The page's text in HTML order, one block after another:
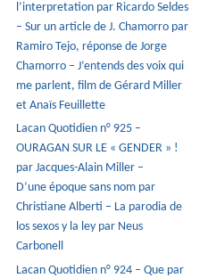
l’interpretation par Ricardo Seldes
– Sur un article de J. Chamorro par
Ramiro Tejo, réponse de Jorge
Chamorro – J’entends des voix qui
me parlent, film de Gérard Miller
et Anaïs Feuillette
Lacan Quotidien n° 925 –
OURAGAN SUR LE « GENDER » !
par Jacques-Alain Miller –
D’une époque sans nom par
Christiane Alberti – La parodia de
los sexos y la ley par Neus
Carbonell
Lacan Quotidien n° 924 – Que par